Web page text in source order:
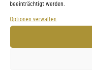
beeinträchtigt werden.
Optionen verwalten